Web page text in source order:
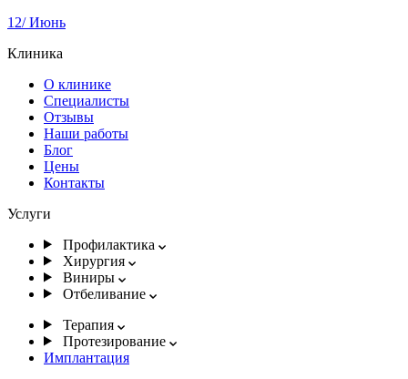
12/ Июнь
Клиника
О клинике
Специалисты
Отзывы
Наши работы
Блог
Цены
Контакты
Услуги
Профилактика
Хирургия
Виниры
Отбеливание
Терапия
Протезирование
Имплантация